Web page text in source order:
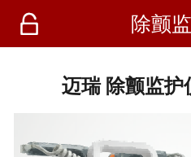
 除颤
迈瑞 除颤监护